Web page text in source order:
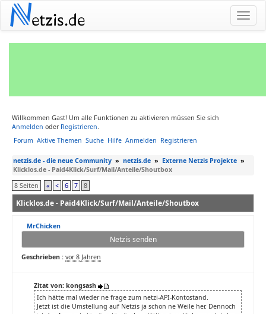
Netzis.de
Willkommen Gast! Um alle Funktionen zu aktivieren müssen Sie sich
Anmelden oder Registrieren.
Forum Aktive Themen Suche Hilfe Anmelden Registrieren
netzis.de - die neue Community » netzis.de » Externe Netzis Projekte »
Klicklos.de - Paid4Klick/Surf/Mail/Anteile/Shoutbox
8 Seiten
« < 6 7 8
Klicklos.de - Paid4Klick/Surf/Mail/Anteile/Shoutbox
MrChicken
Netzis senden
Geschrieben : vor 8 Jahren
Zitat von: kongsash
Ich hätte mal wieder ne frage zum netzi-API-Kontostand.
Jetzt ist die Umstellung auf Netzis ja schon ne Weile her. Dennoch